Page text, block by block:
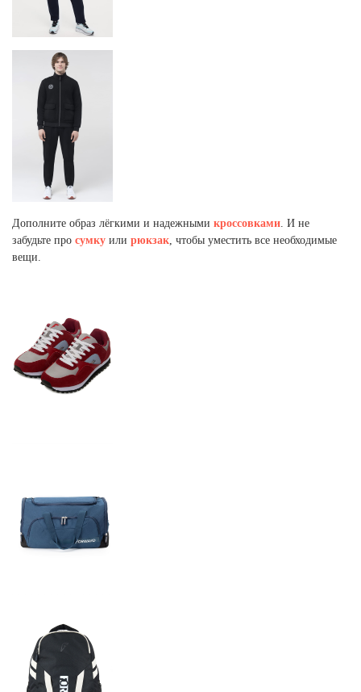
Дополните образ лёгкими и надежными кроссовками. И не
забудьте про сумку или рюкзак, чтобы уместить все необходимые
вещи.